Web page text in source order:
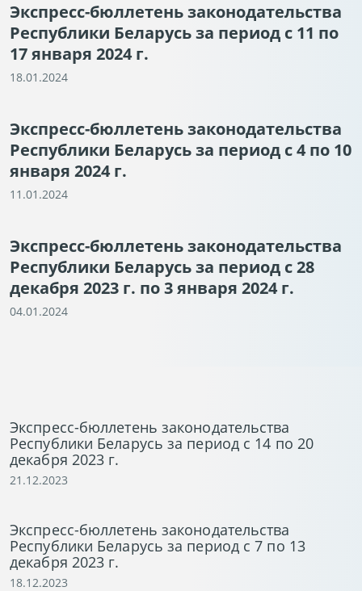
Экспресс-бюллетень законодательства
Республики Беларусь за период с 11 по
17 января 2024 г.
18.01.2024
Экспресс-бюллетень законодательства
Республики Беларусь за период с 4 по 10
января 2024 г.
11.01.2024
Экспресс-бюллетень законодательства
Республики Беларусь за период с 28
декабря 2023 г. по 3 января 2024 г.
04.01.2024
Экспресс-бюллетень законодательства
Республики Беларусь за период с 14 по 20
декабря 2023 г.
21.12.2023
Экспресс-бюллетень законодательства
Республики Беларусь за период с 7 по 13
декабря 2023 г.
18.12.2023